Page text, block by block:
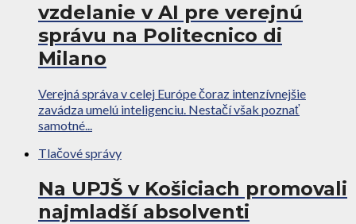
vzdelanie v AI pre verejnú
správu na Politecnico di
Milano
Verejná správa v celej Európe čoraz intenzívnejšie
zavádza umelú inteligenciu. Nestačí však poznať
samotné...
Tlačové správy
Na UPJŠ v Košiciach promovali
najmladší absolventi